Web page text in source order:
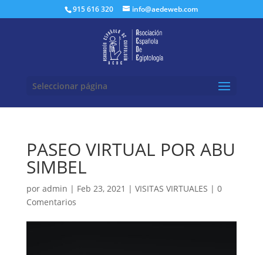
915 616 320 info@aedeweb.com
Seleccionar página
PASEO VIRTUAL POR ABU
SIMBEL
por admin | Feb 23, 2021 | VISITAS VIRTUALES | 0
Comentarios